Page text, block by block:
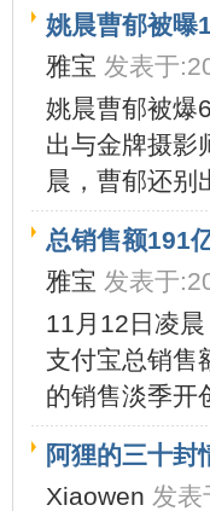
姚晨曹郁被曝
雅宝 发表于
姚晨曹郁被爆
出与金牌摄影
晨，曹郁还别
总销售额191
雅宝 发表于
11月12日凌
支付宝总销
的销售淡季开
阿狸的三十封
Xiaowen 发表